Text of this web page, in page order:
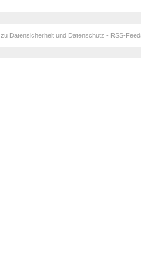
Datensicherheit und Datenschutz - RSS-